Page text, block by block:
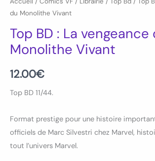
du Monolithe Vivant
Top BD : La vengeance
Monolithe Vivant
12.00€
Top BD 11/44.
Format prestige pour une histoire
officiels de Marc Silvestri chez Marvel,
tout l’univers Marvel.